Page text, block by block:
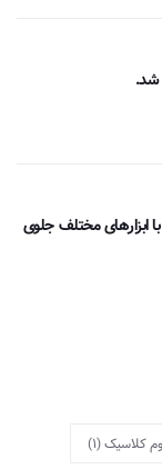
شد.
ابزارهای مختلف جلوی
کلاسیک(1)